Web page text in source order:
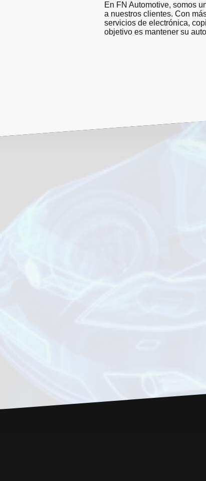
En FN Automotive, somos
a nuestros clientes. Con
servicios de electrónica,
objetivo es mantener su